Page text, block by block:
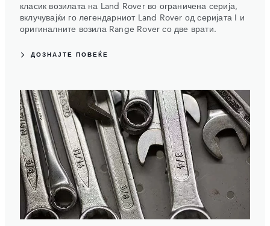
класик возилата на Land Rover во ограничена серија,
вклучувајќи го легендарниот Land Rover од серијата I и
оригиналните возила Range Rover со две врати.
ДОЗНАЈТЕ ПОВЕЌЕ